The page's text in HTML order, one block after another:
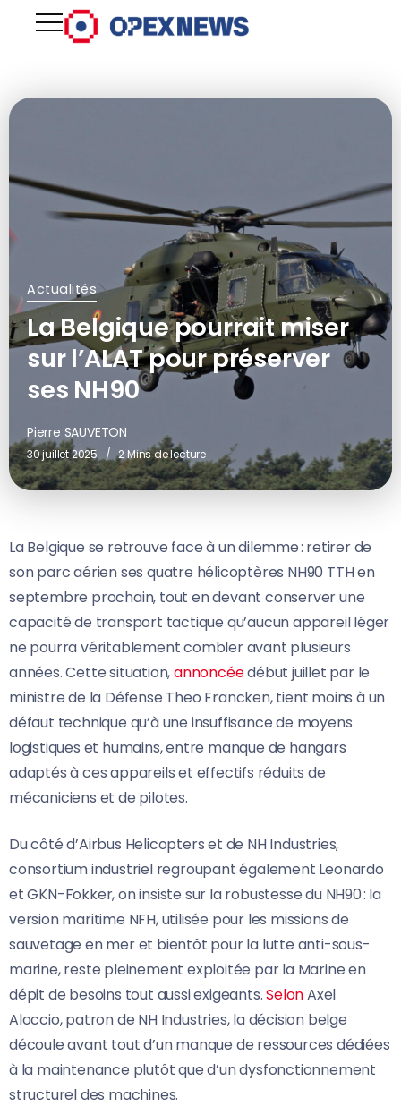
Actualités
La Belgique pourrait miser
sur l’ALAT pour préserver
ses NH90
Pierre SAUVETON
30 juillet 2025 2 Mins de lecture
La Belgique se retrouve face à un dilemme : retirer de
son parc aérien ses quatre hélicoptères NH90 TTH en
septembre prochain, tout en devant conserver une
capacité de transport tactique qu’aucun appareil léger
ne pourra véritablement combler avant plusieurs
années. Cette situation,annoncéedébut juillet par le
ministre de la Défense Theo Francken, tient moins à un
défaut technique qu’à une insuffisance de moyens
logistiques et humains, entre manque de hangars
adaptés à ces appareils et effectifs réduits de
mécaniciens et de pilotes.
Du côté d’Airbus Helicopters et de NH Industries,
consortium industriel regroupant également Leonardo
et GKN-Fokker, on insiste sur la robustesse du NH90 : la
version maritime NFH, utilisée pour les missions de
sauvetage en mer et bientôt pour la lutte anti-sous-
marine, reste pleinement exploitée par la Marine en
dépit de besoins tout aussi exigeants.SelonAxel
Aloccio, patron de NH Industries, la décision belge
découle avant tout d’un manque de ressources dédiées
à la maintenance plutôt que d’un dysfonctionnement
structurel des machines.